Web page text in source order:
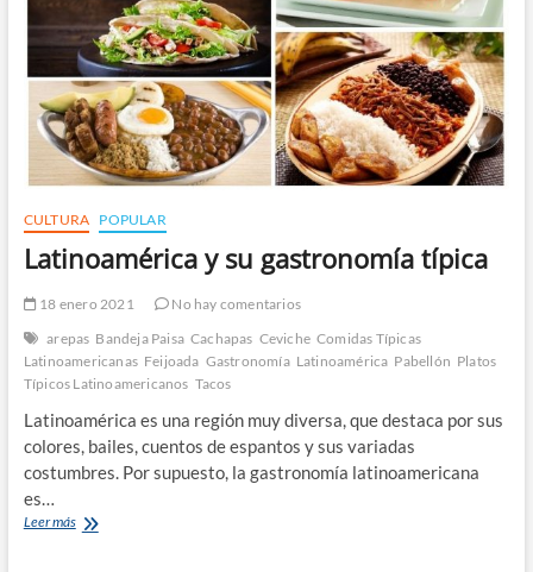
CULTURA POPULAR
Latinoamérica y su gastronomía típica
18 enero 2021
No hay comentarios
arepas Bandeja Paisa Cachapas Ceviche Comidas Típicas
Latinoamericanas Feijoada Gastronomía Latinoamérica Pabellón Platos
Típicos Latinoamericanos Tacos
Latinoamérica es una región muy diversa, que destaca por sus
colores, bailes, cuentos de espantos y sus variadas
costumbres. Por supuesto, la gastronomía latinoamericana
es…
Leer másLatinoamérica